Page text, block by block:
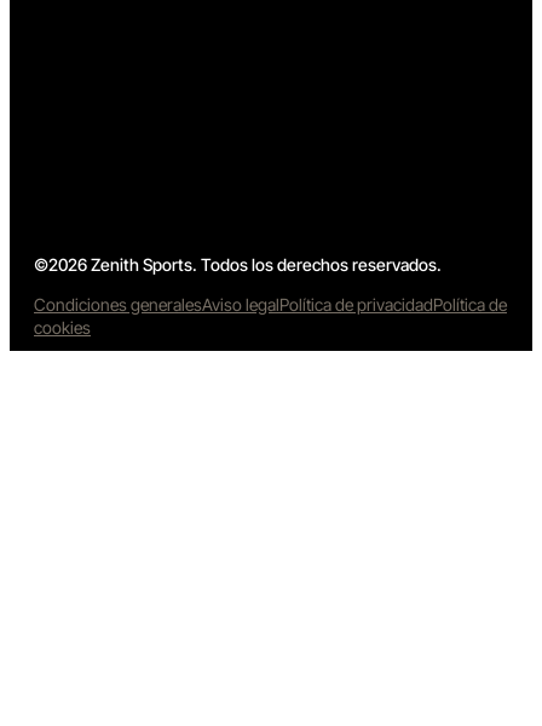
©2026 Zenith Sports. Todos los derechos reservados.
Condiciones generalesAviso legalPolítica de privacidadPolítica de
cookies